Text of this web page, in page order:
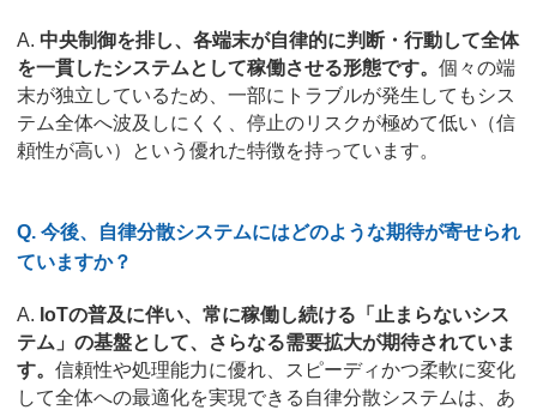
A. 中央制御を排し、各端末が自律的に判断・行動して全体
を一貫したシステムとして稼働させる形態です。 個々の端
末が独立しているため、一部にトラブルが発生してもシス
テム全体へ波及しにくく、停止のリスクが極めて低い（信
頼性が高い）という優れた特徴を持っています。
Q. 今後、自律分散システムにはどのような期待が寄せられ
ていますか？
A. IoTの普及に伴い、常に稼働し続ける「止まらないシス
テム」の基盤として、さらなる需要拡大が期待されていま
す。 信頼性や処理能力に優れ、スピーディかつ柔軟に変化
して全体への最適化を実現できる自律分散システムは、あ